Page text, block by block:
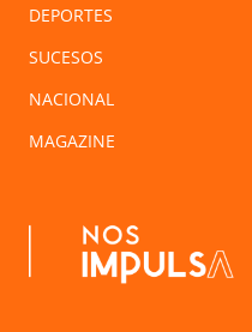
DEPORTES
SUCESOS
NACIONAL
MAGAZINE